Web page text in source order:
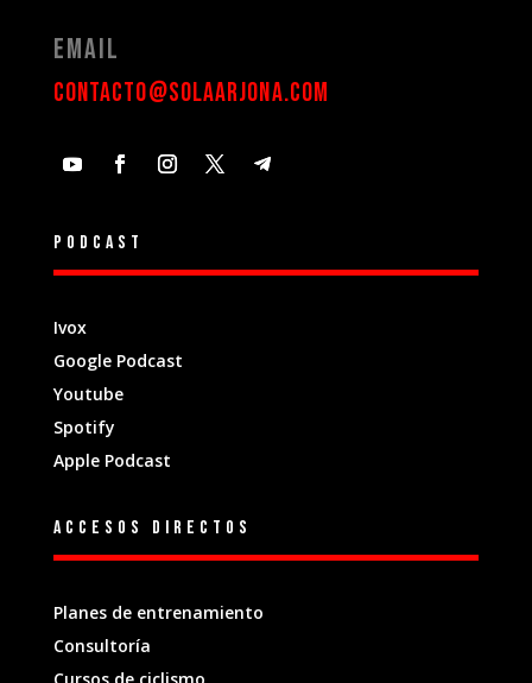
Email
contacto@solaarjona.com
Podcast
Ivox
Google Podcast
Youtube
Spotify
Apple Podcast
Accesos directos
Planes de entrenamiento
Consultoría